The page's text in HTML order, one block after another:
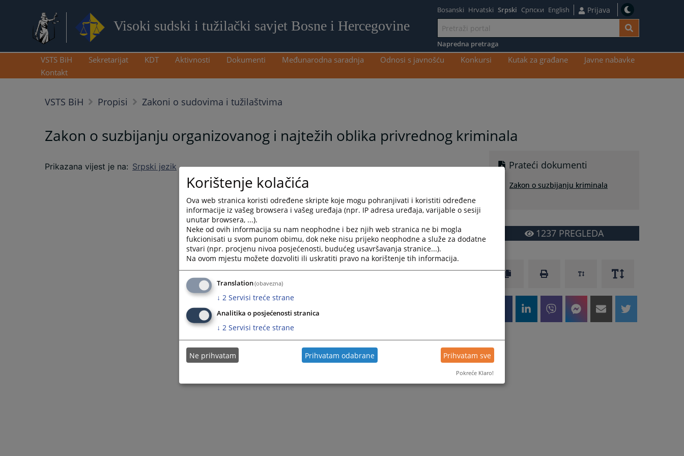
Visoki sudski i tužilački savjet Bosne i Hercegovine
sadržaj
Bosanski Hrvatski Srpski Српски English Prijava
Napredna pretraga
VSTS BiH Sekretarijat KDT Aktivnosti Dokumenti Međunarodna saradnja Odnosi s javnošću Konkursi Kutak za građane
Javne nabavke
Kontakt
VSTS BiH Propisi Zakoni o sudovima i tužilaštvima
Zakon o suzbijanju organizovanog i najtežih oblika privrednog kriminala
Prikazana vijest je na: Srpski jezik Prateći dokumenti
Zakon o suzbijanju kriminala
1237PREGLEDA
Korištenje kolačića
Ova web stranica koristi određene skripte koje mogu pohranjivati i koristiti određene
informacije iz vašeg browsera i vašeg uređaja (npr. IP adresa uređaja, varijable o sesiji
unutar browsera, ...).
Neke od ovih informacija su nam neophodne i bez njih web stranica ne bi mogla
fukcionisati u svom punom obimu, dok neke nisu prijeko neophodne a služe za dodatne
stvari (npr. procjenu nivoa posjećenosti, budućeg usavršavanja stranice...).
Na ovom mjestu možete dozvoliti ili uskratiti pravo na korištenje tih informacija.
Translation(obavezna)
↓ 2 Servisi treće strane
Analitika o posjećenosti stranica
↓ 2 Servisi treće strane
Ne prihvatam Prihvatam odabrane Prihvatam sve
Pokreće Klaro!